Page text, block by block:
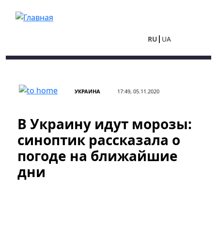
RU UA
УКРАИНА 17:49, 05.11.2020
В Украину идут морозы:
синоптик рассказала о
погоде на ближайшие
дни